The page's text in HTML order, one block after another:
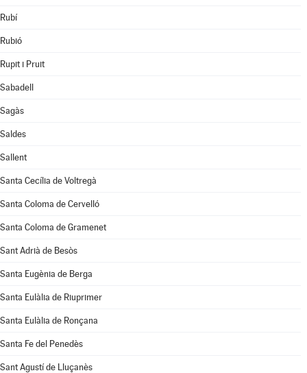
Rubí
Rubió
Rupit i Pruit
Sabadell
Sagàs
Saldes
Sallent
Santa Cecília de Voltregà
Santa Coloma de Cervelló
Santa Coloma de Gramenet
Sant Adrià de Besòs
Santa Eugènia de Berga
Santa Eulàlia de Riuprimer
Santa Eulàlia de Ronçana
Santa Fe del Penedès
Sant Agustí de Lluçanès